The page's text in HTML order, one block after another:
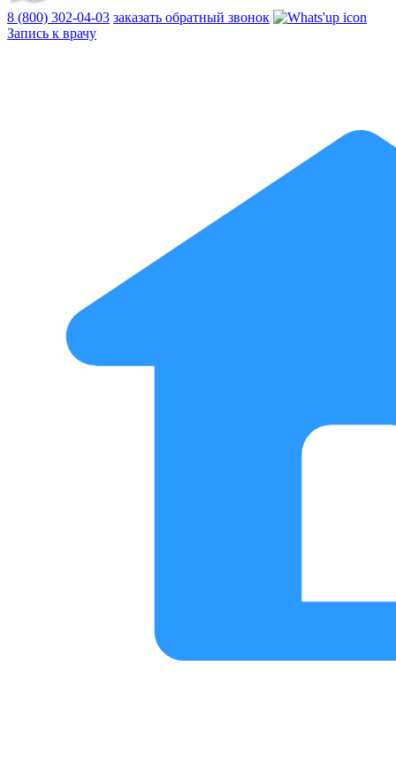
8 (800) 302-04-03 заказать обратный звонок
Запись к врачу